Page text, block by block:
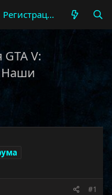
Регистрация
V:
Наши
#1